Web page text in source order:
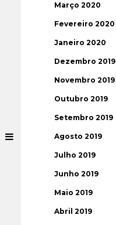
Março 2020
Fevereiro 2020
Janeiro 2020
Dezembro 2019
Novembro 2019
Outubro 2019
Setembro 2019
Agosto 2019
Julho 2019
Junho 2019
Maio 2019
Abril 2019